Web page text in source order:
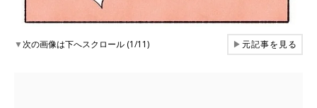
▼次の画像は下へスクロール (1/11) ▶元記事を見る